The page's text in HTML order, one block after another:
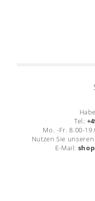
Tel.:
Mo. -Fr. 8.00-
Nutzen Sie
E-Mail: